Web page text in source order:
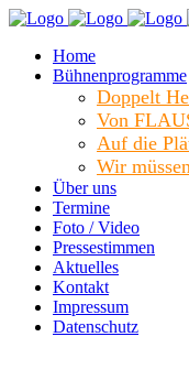
Home
Bühnenprogramme
Doppelt
Von
Auf die
Wir
Über uns
Termine
Foto / Video
Pressestimmen
Aktuelles
Kontakt
Impressum
Datenschutz